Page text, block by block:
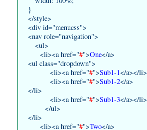
}
</style>
<div id="menucss">
<nav role="navigation">
<ul>
<li><a href="#">One</a>
<ul class="dropdown">
<li><a href="#">Sub1-1</a></li>
<li><a href="#">Sub1-2</a>
</li>
<li><a href="#">Sub1-3</a></li>
</ul>
</li>
<li><a href="#">Two</a>